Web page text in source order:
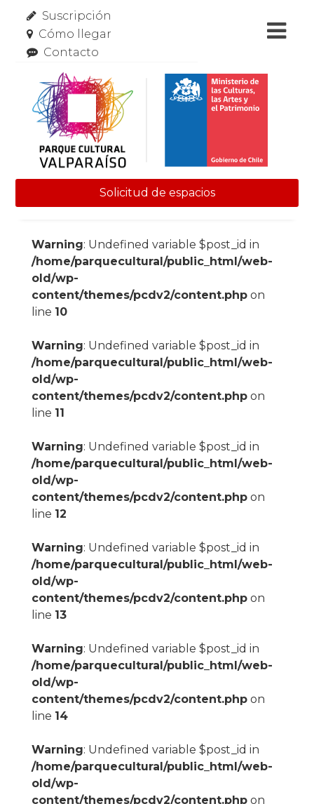
Suscripción
Cómo llegar
Contacto
Solicitud de espacios
Warning: Undefined variable $post_id in
/home/parquecultural/public_html/web-
old/wp-
content/themes/pcdv2/content.phpon
line 10
Warning: Undefined variable $post_id in
/home/parquecultural/public_html/web-
old/wp-
content/themes/pcdv2/content.phpon
line 11
Warning: Undefined variable $post_id in
/home/parquecultural/public_html/web-
old/wp-
content/themes/pcdv2/content.phpon
line 12
Warning: Undefined variable $post_id in
/home/parquecultural/public_html/web-
old/wp-
content/themes/pcdv2/content.phpon
line 13
Warning: Undefined variable $post_id in
/home/parquecultural/public_html/web-
old/wp-
content/themes/pcdv2/content.phpon
line 14
Warning: Undefined variable $post_id in
/home/parquecultural/public_html/web-
old/wp-
content/themes/pcdv2/content.phpon